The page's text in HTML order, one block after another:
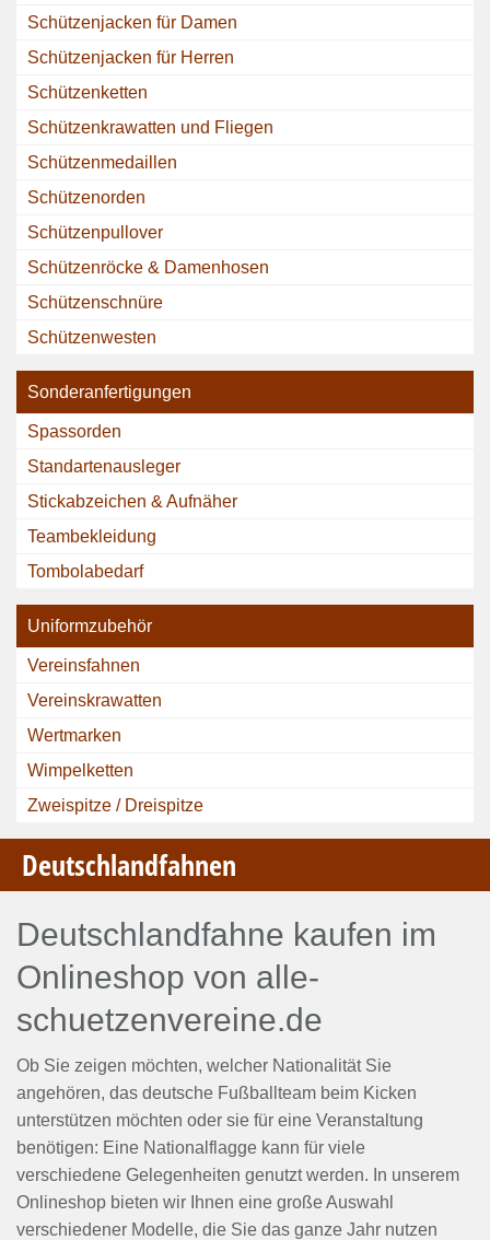
Schützenjacken für Damen
Schützenjacken für Herren
Schützenketten
Schützenkrawatten und Fliegen
Schützenmedaillen
Schützenorden
Schützenpullover
Schützenröcke & Damenhosen
Schützenschnüre
Schützenwesten
Sonderanfertigungen
Spassorden
Standartenausleger
Stickabzeichen & Aufnäher
Teambekleidung
Tombolabedarf
Uniformzubehör
Vereinsfahnen
Vereinskrawatten
Wertmarken
Wimpelketten
Zweispitze / Dreispitze
Deutschlandfahnen
Deutschlandfahne kaufen im
Onlineshop von alle-
schuetzenvereine.de
Ob Sie zeigen möchten, welcher Nationalität Sie
angehören, das deutsche Fußballteam beim Kicken
unterstützen möchten oder sie für eine Veranstaltung
benötigen: Eine Nationalflagge kann für viele
verschiedene Gelegenheiten genutzt werden. In unserem
Onlineshop bieten wir Ihnen eine große Auswahl
verschiedener Modelle, die Sie das ganze Jahr nutzen